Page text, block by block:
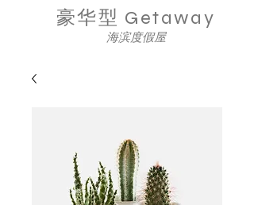
豪华型 Getaway
海滨度假屋